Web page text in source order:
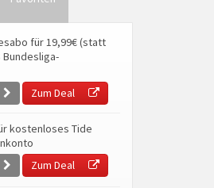
für 19,99€ (statt
Bundesliga-
Zum Deal
kostenloses Tide
Zum Deal